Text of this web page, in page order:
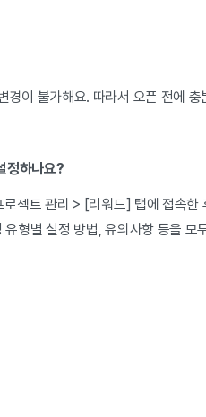
이 불가해요. 따라서 오픈 전에
정하나요?
젝트 관리 > [리워드] 탭에 접속한
형별 설정 방법, 유의사항 등을 모